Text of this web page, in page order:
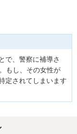
で、警察に補導さ
もし、その女性が
定されてしまいます